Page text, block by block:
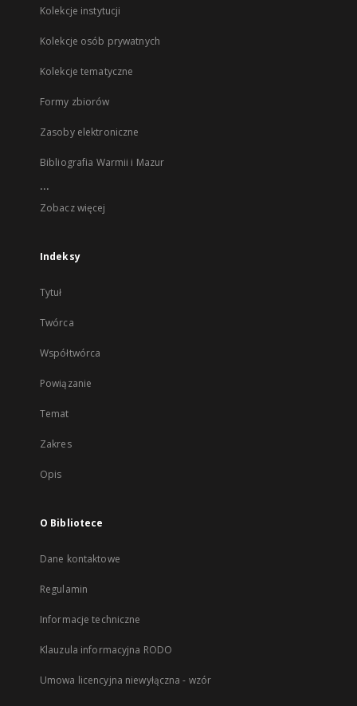
Kolekcje instytucji
Kolekcje osób prywatnych
Kolekcje tematyczne
Formy zbiorów
Zasoby elektroniczne
Bibliografia Warmii i Mazur
...
Zobacz więcej
Indeksy
Tytuł
Twórca
Współtwórca
Powiązanie
Temat
Zakres
Opis
O Bibliotece
Dane kontaktowe
Regulamin
Informacje techniczne
Klauzula informacyjna RODO
Umowa licencyjna niewyłączna - wzór